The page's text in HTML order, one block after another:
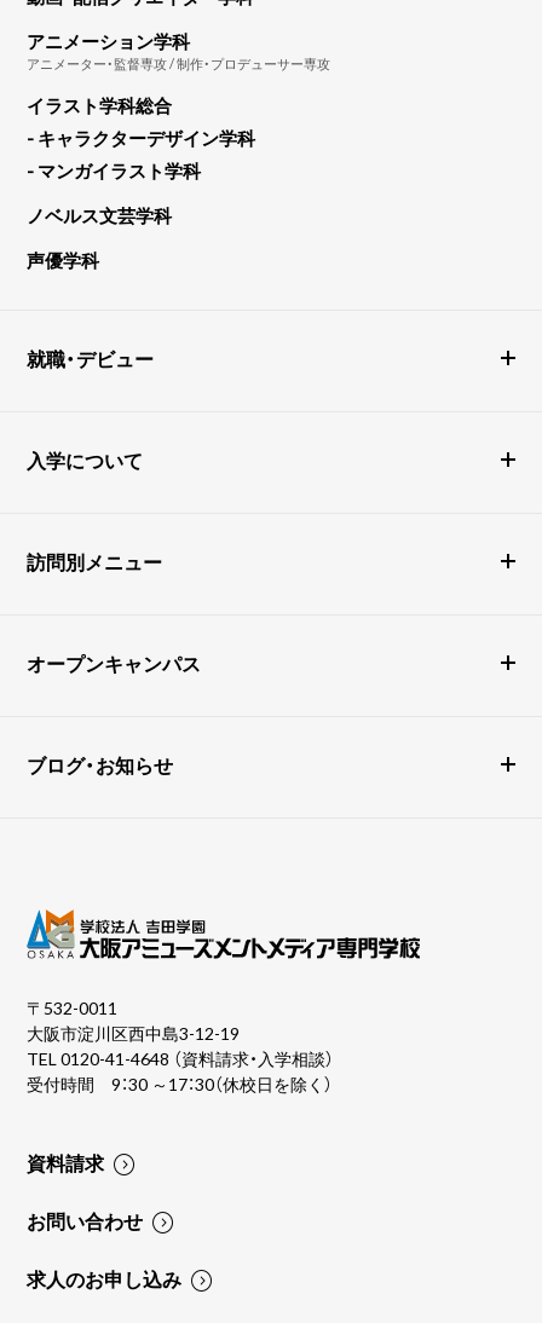
アニメーション学科
アニメーター・監督専攻 / 制作・プロデューサー専攻
イラスト学科総合
- キャラクターデザイン学科
- マンガイラスト学科
ノベルス文芸学科
声優学科
就職・デビュー
入学について
訪問別メニュー
オープンキャンパス
ブログ・お知らせ
〒532-0011
大阪市淀川区西中島3-12-19
TEL0120-41-4648 （資料請求・入学相談）
受付時間 9：30 ～17：30（休校日を除く）
資料請求
お問い合わせ
求人のお申し込み